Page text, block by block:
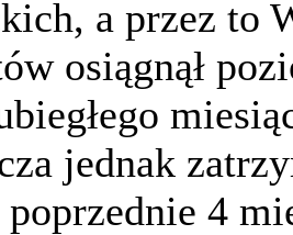
a przez to
osiągnął
jednak
poprzednie 4